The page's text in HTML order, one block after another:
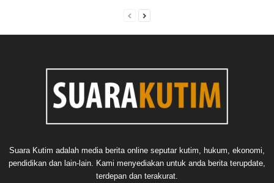
Suara Kutim adalah media berita online seputar kutim, hukum, ekonomi,
pendidikan dan lain-lain. Kami menyediakan untuk anda berita terupdate,
terdepan dan terakurat.